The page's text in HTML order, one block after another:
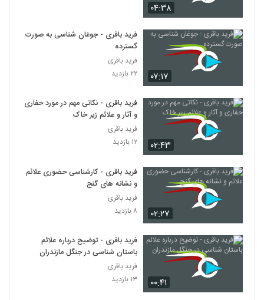
۰۴:۳۸
۰۷:۱۷
فرید باقری - جوغان شناسی به صورت
گسترده
فرید باقری
۲۲ بازدید
۰۲:۴۳
فرید باقری - نکاتی مهم در مورد حفاری
و آثار و علائم زیر خاک
فرید باقری
۱۲ بازدید
۰۲:۲۷
فرید باقری - کارشناسی حضوری علائم
و نشانه های گنج
فرید باقری
۸ بازدید
۰۰:۴۱
فرید باقری - توضیح درباره علائم
باستان شناسی در جنگل مازندران
فرید باقری
۱۳ بازدید